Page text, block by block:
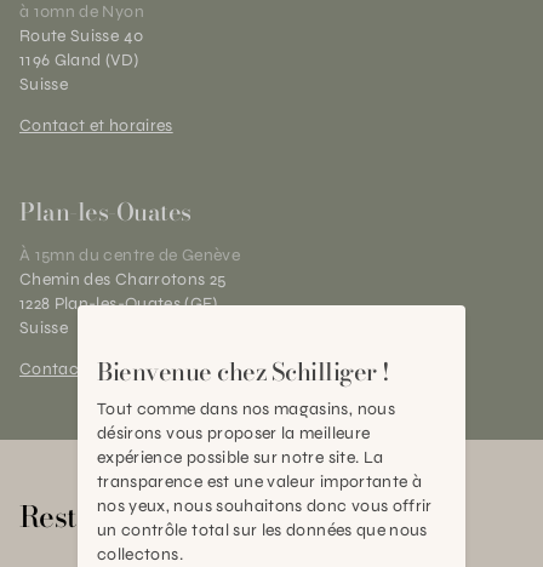
à 10mn de Nyon
Route Suisse 40
1196 Gland (VD)
Suisse
Contact et horaires
Plan-les-Ouates
À 15mn du centre de Genève
Chemin des Charrotons 25
1228 Plan-les-Ouates (GE)
Suisse
Contact et horaires
Rester en contact
Bienvenue chez Schilliger !
Tout comme dans nos magasins, nous
désirons vous proposer la meilleure
expérience possible sur notre site. La
transparence est une valeur importante à
nos yeux, nous souhaitons donc vous offrir
un contrôle total sur les données que nous
collectons.